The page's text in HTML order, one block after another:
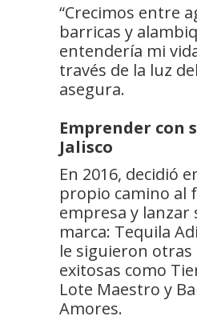
“Crecimos entre
barricas y
entendería mi
través de la luz
asegura.
Emprender con
Jalisco
En 2016, decidió
propio camino al
empresa y
marca: Tequila
le siguieron
exitosas como
Lote Maestro y
Amores.